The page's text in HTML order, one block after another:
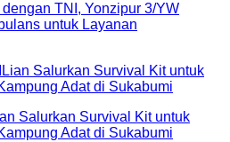
TNI, Yonzipur 3/YW
untuk Layanan
Salurkan Survival Kit untuk
Adat di Sukabumi